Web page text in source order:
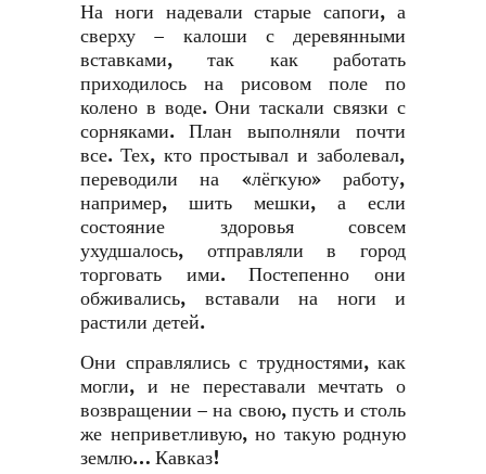
На ноги надевали старые сапоги, а
сверху – калоши с деревянными
вставками, так как работать
приходилось на рисовом поле по
колено в воде. Они таскали связки с
сорняками. План выполняли почти
все. Тех, кто простывал и заболевал,
переводили на «лёгкую» работу,
например, шить мешки, а если
состояние здоровья совсем
ухудшалось, отправляли в город
торговать ими. Постепенно они
обживались, вставали на ноги и
растили детей.
Они справлялись с трудностями, как
могли, и не переставали мечтать о
возвращении – на свою, пусть и столь
же неприветливую, но такую родную
землю… Кавказ!